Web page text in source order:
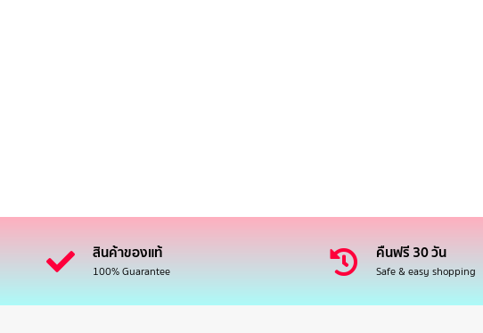
สินค้าของแท้
100% Guarantee
คืนฟรี 30 วัน
Safe & easy shopping